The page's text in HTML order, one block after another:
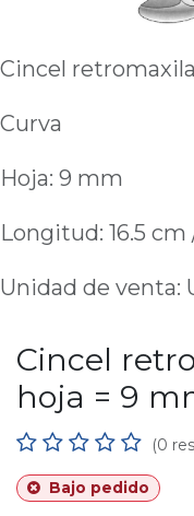
Cincel
Curva
Hoja: 9 mm
Longitud: 16.5 cm
Unidad de venta:
Cincel
hoja = 9
(0
Bajo pedido